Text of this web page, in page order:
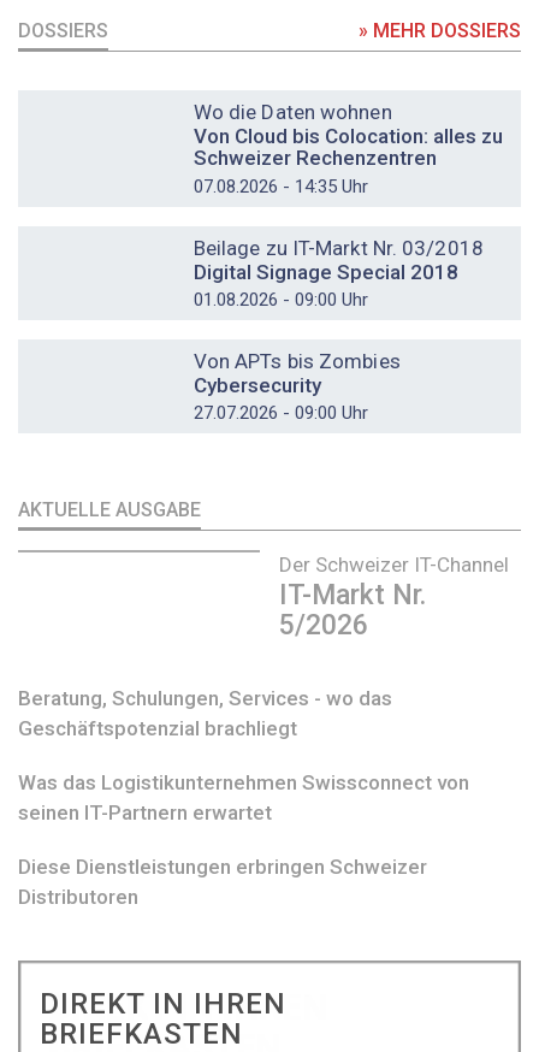
DOSSIERS » MEHR DOSSIERS
Wo die Daten wohnen
Von Cloud bis Colocation: alles zu
Schweizer Rechenzentren
07.08.2026 - 14:35 Uhr
Beilage zu IT-Markt Nr. 03/2018
Digital Signage Special 2018
01.08.2026 - 09:00 Uhr
Von APTs bis Zombies
Cybersecurity
27.07.2026 - 09:00 Uhr
AKTUELLE AUSGABE
Der Schweizer IT-Channel
IT-Markt Nr.
5/2026
Beratung, Schulungen, Services - wo das
Geschäftspotenzial brachliegt
Was das Logistikunternehmen Swissconnect von
seinen IT-Partnern erwartet
Diese Dienstleistungen erbringen Schweizer
Distributoren
DIREKT IN IHREN
BRIEFKASTEN